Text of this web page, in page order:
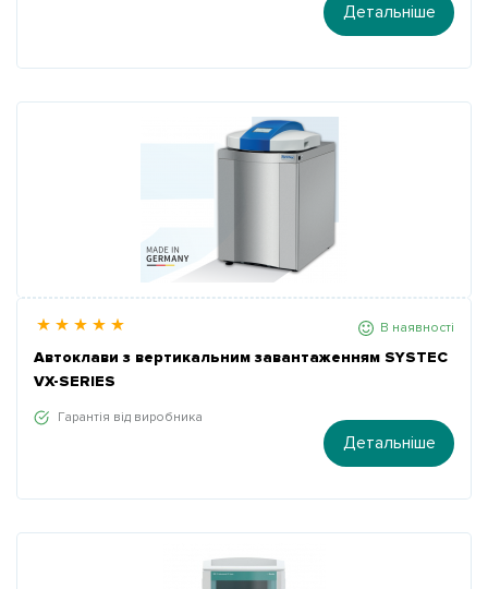
Детальніше
В наявності
Автоклави з вертикальним завантаженням SYSTEC
VX-SERIES
Гарантія від виробника
Детальніше